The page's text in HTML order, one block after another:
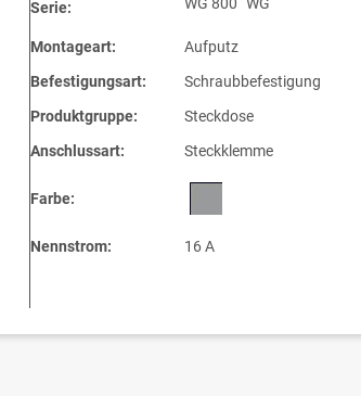
Serie:
Montageart:
Aufputz
Befestigungsart:
Schraubbefestigung
Produktgruppe:
Steckdose
Anschlussart:
Steckklemme
Farbe:
Nennstrom: 16 A